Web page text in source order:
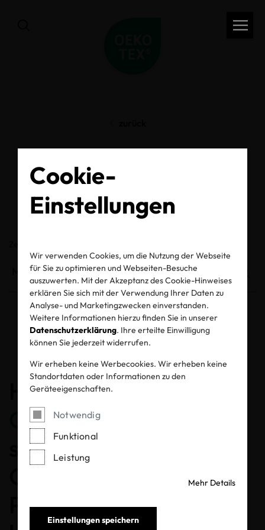
Cookie-
Einstellungen
Wir verwenden Cookies, um die Nutzung der Webseite
für Sie zu optimieren und Webseiten-Besuche
auszuwerten. Mit der Akzeptanz des Cookie-Hinweises
erklären Sie sich mit der Verwendung Ihrer Daten zu
Analyse- und Marketingzwecken einverstanden.
Weitere Informationen hierzu finden Sie in unserer
Datenschutzerklärung. Ihre erteilte Einwilligung
können Sie jederzeit widerrufen.
Wir erheben keine Werbecookies. Wir erheben keine
Standortdaten oder Informationen zu den
Geräteeigenschaften.
Notwendig
Funktional
Leistung
Mehr Details
Einstellungen speichern
OEKO-TEX® Label
Check
Entzogene Zertifikate und Labels
Herzlichen
Glückwunsch
sich für ein MADE IN
GREEN gelabeltes
Produkt entschieden